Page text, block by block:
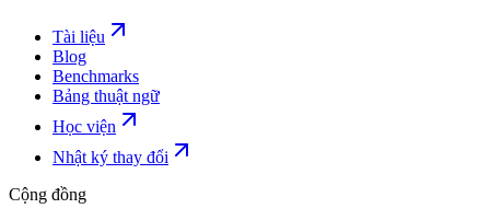
Tài liệu
Blog
Benchmarks
Bảng thuật ngữ
Học viện
Nhật ký thay đổi
Cộng đồng